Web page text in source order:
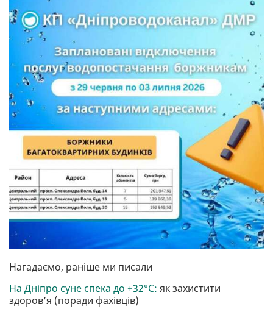
Нагадаємо, раніше ми писали
На Дніпро суне спека до +32°C: як захистити
здоров’я (поради фахівців)